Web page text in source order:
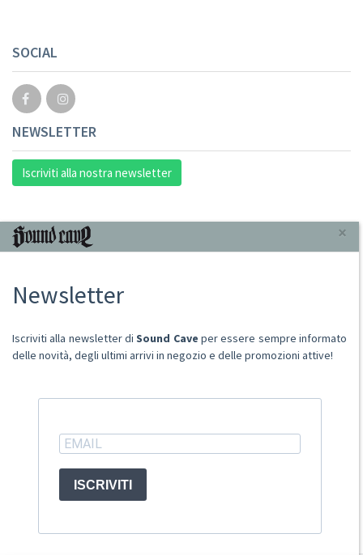
SOCIAL
NEWSLETTER
Iscriviti alla nostra newsletter
INFORMAZIONI
Punto Vendita
Spese postali
Domande Comuni
Ritiro merce in sede
ACCOUNT
×
Newsletter
Iscriviti alla newsletter diSound Cave per essere sempre informato
delle novità, degli ultimi arrivi in negozio e delle promozioni attive!
ISCRIVITI